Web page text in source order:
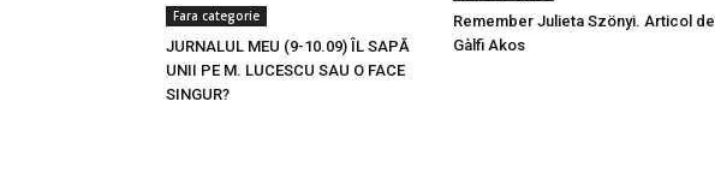
Fara categorie
JURNALUL MEU (9-10.09) ÎL SAPĂ
UNII PE M. LUCESCU SAU O FACE
SINGUR?
Remember Julieta Szönyi. Articol de
Gàlfi Akos